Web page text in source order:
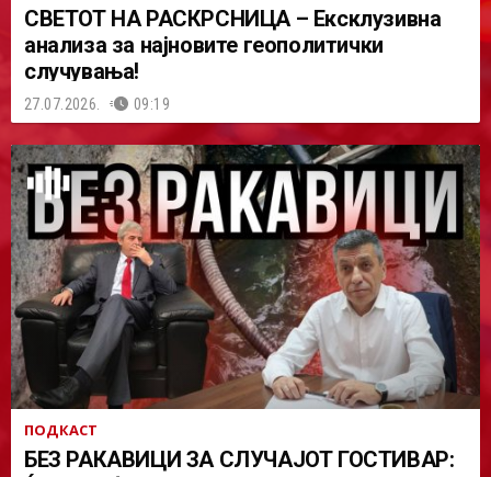
СВЕТОТ НА РАСКРСНИЦА – Ексклузивна
анализа за најновите геополитички
случувања!
27.07.2026. 09:19
ПОДКАСТ
БЕЗ РАКАВИЦИ ЗА СЛУЧАЈОТ ГОСТИВАР: